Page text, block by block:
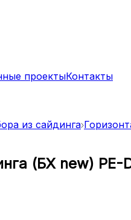
проектыКонтакты
из сайдинга
(БХ new) PE-